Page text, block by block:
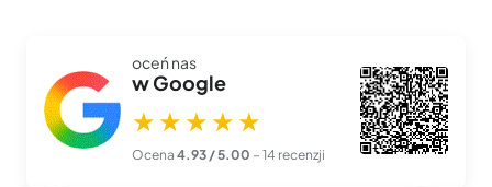
oceń nas
w Google
★★★★★
Ocena 4.93 / 5.00 – 14 recenzji